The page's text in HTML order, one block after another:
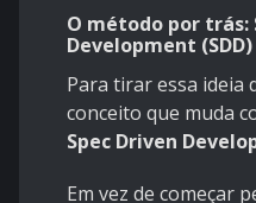
O método por trás:
Development (SDD)
Para tirar essa ideia
conceito que muda
Spec Driven
Em vez de começar